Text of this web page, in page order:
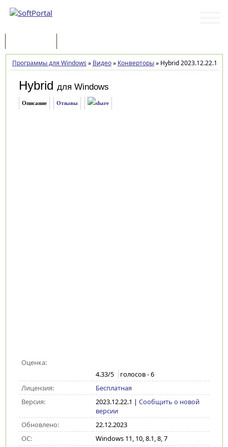
Программы для Windows » Видео» Конверторы»Hybrid 2023.12.22.1
Hybrid для Windows
Описание Отзывы
Оценка:
4.33/5 голосов -6
Лицензия:
Бесплатная
Версия:
2023.12.22.1 | Сообщить о новой
версии
Обновлено:
22.12.2023
ОС:
Windows 11, 10, 8.1, 8, 7